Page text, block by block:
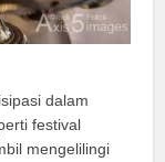
dalam
festival
mengelilingi